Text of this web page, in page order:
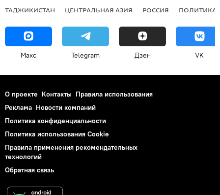
ТАДЖИКИСТАН ЦЕНТРАЛЬНАЯ АЗИЯ РОССИЯ ПОЛИТИКА
Макс Telegram Дзен VK
О проекте Контакты Правила использования
Реклама Новости компаний
Политика конфиденциальности
Политика использования Cookie
Правила применения рекомендательных
технологий
Обратная связь